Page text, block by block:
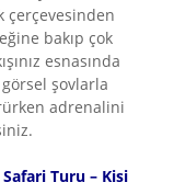
çerçevesinden
bakıp çok
esnasında
şovlarla
adrenalini
Turu – Kişi